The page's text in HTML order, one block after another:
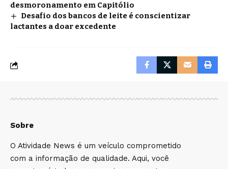
desmoronamento em Capitólio
Desafio dos bancos de leite é conscientizar
lactantes a doar excedente
Sobre
O Atividade News é um veículo comprometido
com a informação de qualidade. Aqui, você